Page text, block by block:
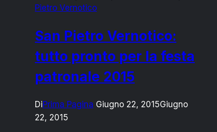
Pietro Vernotico
San Pietro Vernotico:
tutto pronto per la festa
patronale 2015
DiPrima Pagina Giugno 22, 2015Giugno
22, 2015